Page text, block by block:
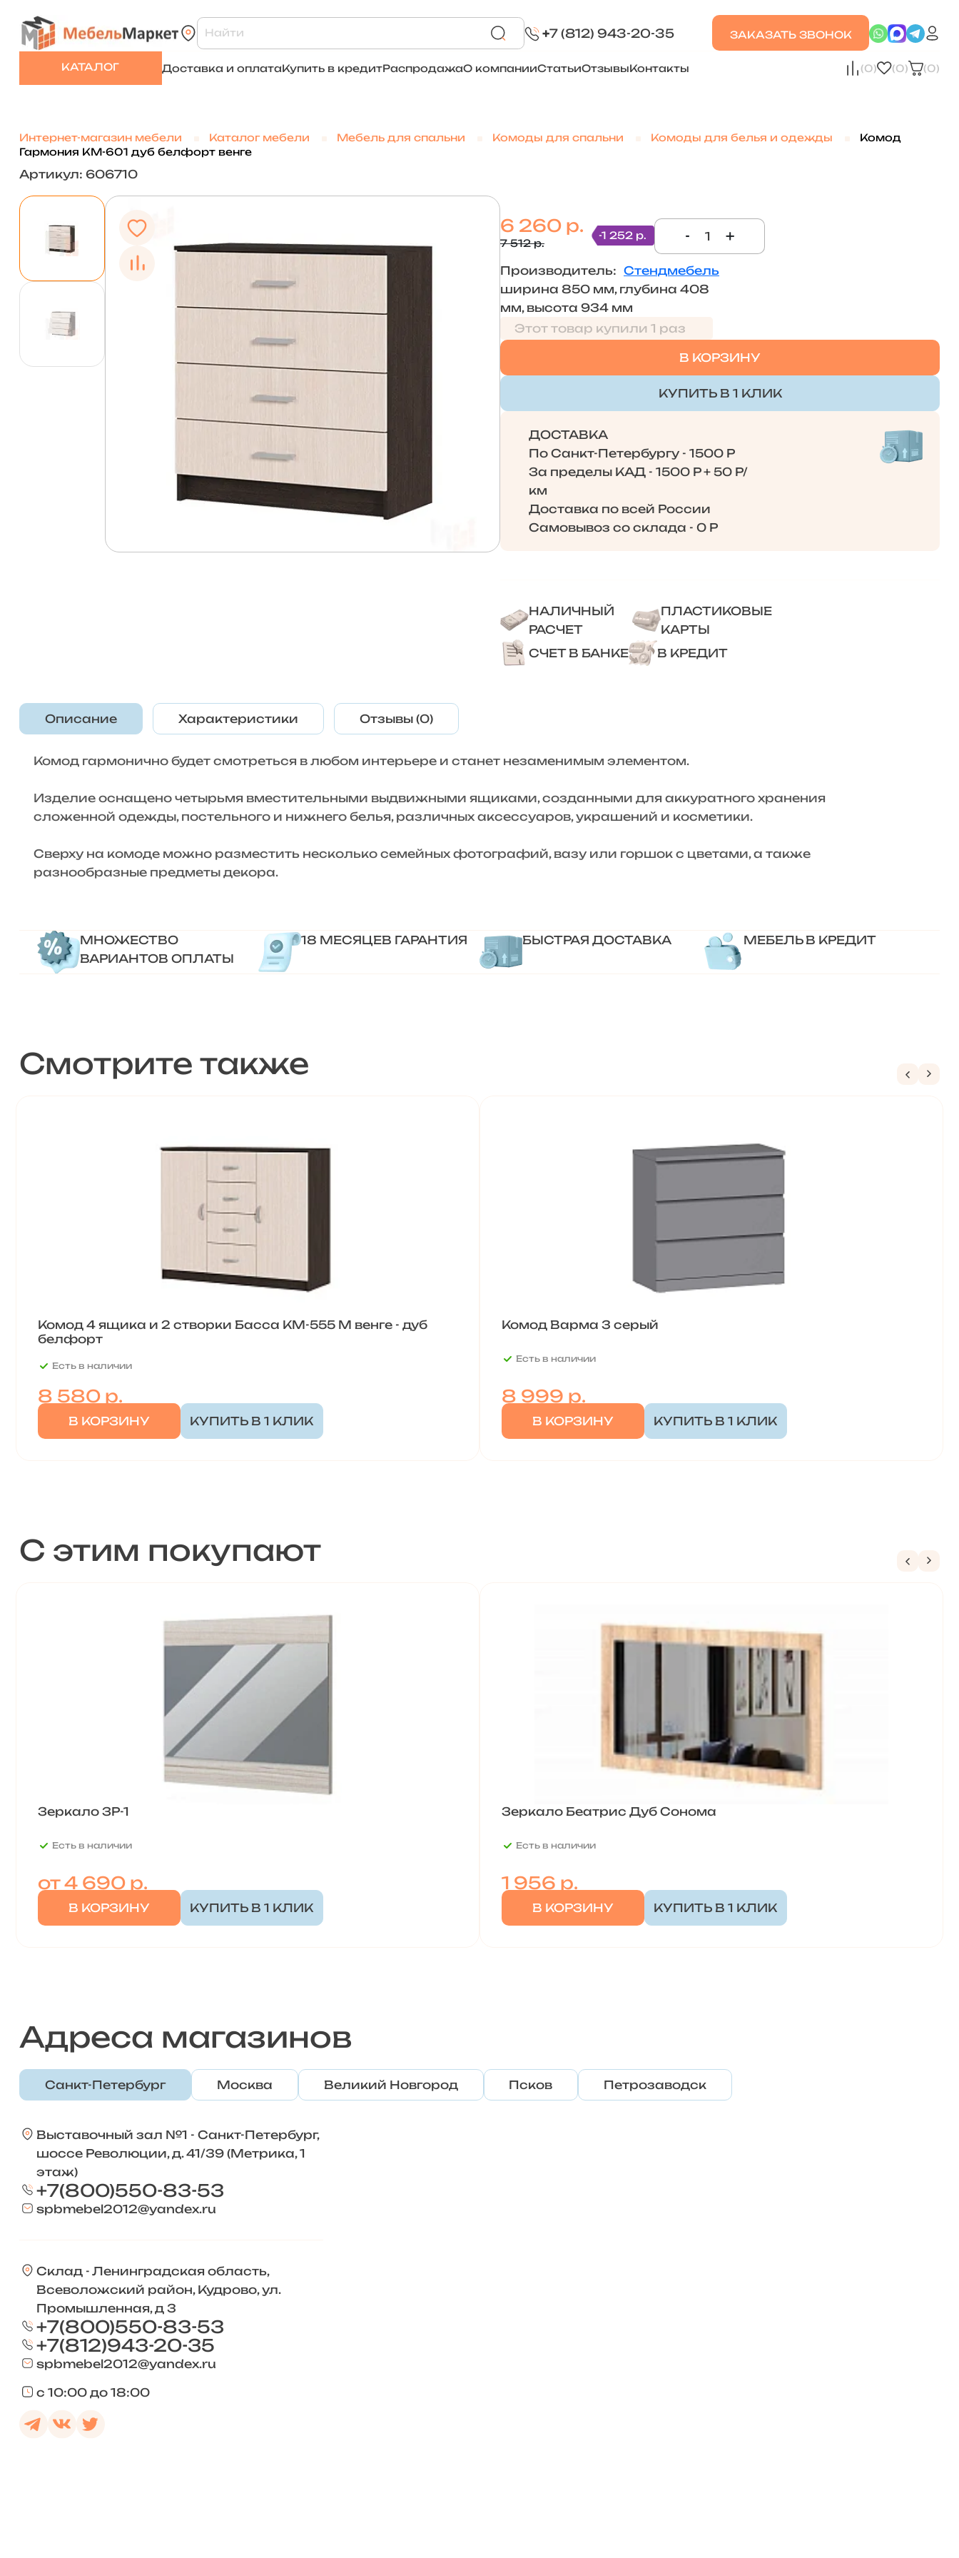
+7 (812) 943-20-35 ЗАКАЗАТЬ ЗВОНОК
КАТАЛОГ Доставка и оплатаКупить в кредитРаспродажаО компанииСтатьиОтзывыКонтакты (0) (0) (0)
Интернет-магазин мебели Каталог мебели Мебель для спальни Комоды для спальни Комоды для белья и одежды
Комод
Гармония КМ-601 дуб белфорт венге
Артикул: 606710
6 260 р.
7 512 р.
-1 252 р. - +
Производитель: Стендмебель
ширина 850 мм, глубина 408
мм, высота 934 мм
Этот товар купили 1 раз
В КОРЗИНУ
КУПИТЬ В 1 КЛИК
ДОСТАВКА
По Санкт-Петербургу - 1500 Р
За пределы КАД - 1500 Р + 50 Р/
км
Доставка по всей России
Самовывоз со склада - 0 Р
НАЛИЧНЫЙ
РАСЧЕТ
ПЛАСТИКОВЫЕ
КАРТЫ
СЧЕТ В БАНКЕ
В КРЕДИТ
Описание Характеристики Отзывы (0)
Комод гармонично будет смотреться в любом интерьере и станет незаменимым элементом.
Изделие оснащено четырьмя вместительными выдвижными ящиками, созданными для аккуратного хранения
сложенной одежды, постельного и нижнего белья, различных аксессуаров, украшений и косметики.
Сверху на комоде можно разместить несколько семейных фотографий, вазу или горшок с цветами, а также
разнообразные предметы декора.
МНОЖЕСТВО
ВАРИАНТОВ ОПЛАТЫ
18 МЕСЯЦЕВ ГАРАНТИЯ БЫСТРАЯ ДОСТАВКА МЕБЕЛЬ В КРЕДИТ
Смотрите также
Комод 4 ящика и 2 створки Басса КМ-555 М венге - дуб
белфорт
Есть в наличии
8 580р.
В КОРЗИНУ КУПИТЬ В 1 КЛИК
Комод Варма 3 серый
Есть в наличии
8 999 р.
В КОРЗИНУ КУПИТЬ В 1 КЛИК
С этим покупают
Зеркало ЗР-1
Есть в наличии
от4 690 р.
В КОРЗИНУ КУПИТЬ В 1 КЛИК
Зеркало Беатрис Дуб Сонома
Есть в наличии
1 956 р.
В КОРЗИНУ КУПИТЬ В 1 КЛИК
Адреса магазинов
Санкт-Петербург Москва Великий Новгород Псков Петрозаводск
Выставочный зал №1 - Санкт-Петербург,
шоссе Революции, д. 41/39 (Метрика, 1
этаж)
+7(800)550-83-53
spbmebel2012@yandex.ru
Склад - Ленинградская область,
Всеволожский район, Кудрово, ул.
Промышленная, д 3
+7(800)550-83-53
+7(812)943-20-35
spbmebel2012@yandex.ru
с 10:00 до 18:00